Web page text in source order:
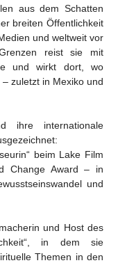
aus dem Schatten
breiten Öffentlichkeit
und weltweit vor
reist sie mit
und wirkt dort, wo
zuletzt in Mexiko und
ihre internationale
beim Lake Film
Change Award – in
und
und Host des
in dem sie
Themen in den